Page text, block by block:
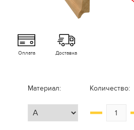
Оплата Доставка
Материал: Количество: